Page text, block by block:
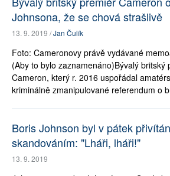
Johnsona, že se chová strašlivě
13. 9. 2019 /Jan Čulík
Foto: Cameronovy právě vydávané
(Aby to bylo zaznamenáno)Bývalý britský
Cameron, který r. 2016 uspořádal
kriminálně zmanipulované referendum o
Boris Johnson byl v pátek
skandováním: "Lháři, lháři!"
13. 9. 2019